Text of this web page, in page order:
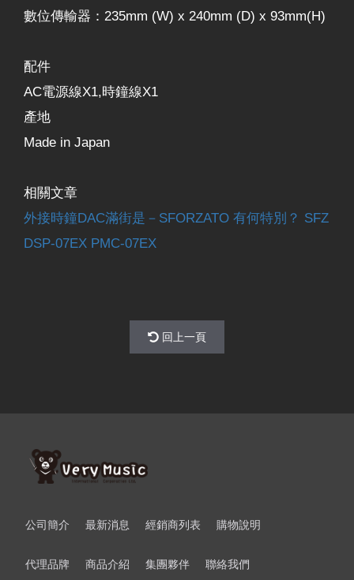
數位傳輸器：235mm (W) x 240mm (D) x 93mm(H)
配件
AC電源線X1,時鐘線X1
產地
Made in Japan
相關文章
外接時鐘DAC滿街是－SFORZATO 有何特別？ SFZ
DSP-07EX PMC-07EX
回上一頁
公司簡介 最新消息 經銷商列表 購物說明
代理品牌 商品介紹 集團夥伴 聯絡我們